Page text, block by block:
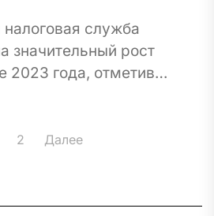
служба
значительный рост
2023 года, отметив
в 10...
2 Далее